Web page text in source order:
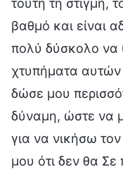
βαθμό και είναι
πολύ δύσκολο να
χτυπήματα
δώσε μου
δύναμη, ώστε να
για να νικήσω
μου ότι δεν θα